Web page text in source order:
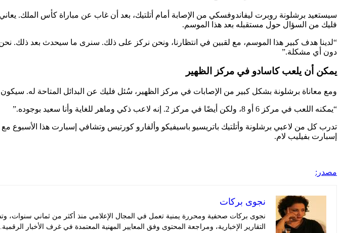
سيستعيد برشلونة روبرت ليفاندوفسكي من الإصابة أمام أتلتيك، بعد أن غاب عن مباراة كأس الملك.
فليك من السؤال حول مستقبله بعد هذا الموسم.
دون أي مشكلة.”
يمكن أن يلعب كاسادو في مركز الظهير
ومع معاناة برشلونة بشكل كبير من الإصابات في مركز الظهير، سُئل فليك عن البدائل المتاحة له.
“يمكنه اللعب في مركز 6 أو 8، ولكن أيضًا في مركز 2. إنه لاعب ذكي وماهر للغاية وأنا سعيد بوجوده.”
تدرب كل من لاعبي برشلونة وأتلتيك باتريسيو باسيفيكو وألفارو كورتيس وتشافي إسبارت هذا
إسبارت بفيليب لام.
مصدر:
نجوى بركات
نجوى بركات صحفية ومحررة يمنية تعمل في المجال الإعلامي منذ أكثر من ثماني سنوات،
التقارير الإخبارية، ومراجعة المحتوى وفق المعايير المهنية المعتمدة في غرف الأخبار الرقمية.